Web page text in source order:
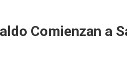
Comienzan a